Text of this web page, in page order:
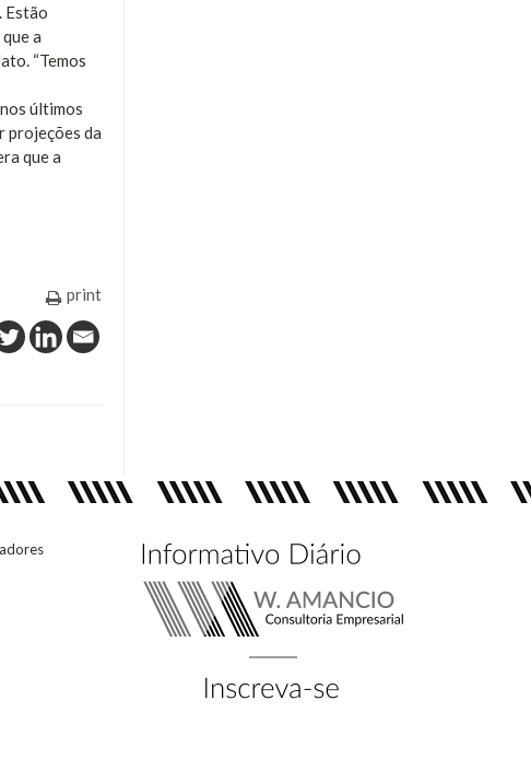
Estão
a
“Temos
últimos
projeções da
que a
print